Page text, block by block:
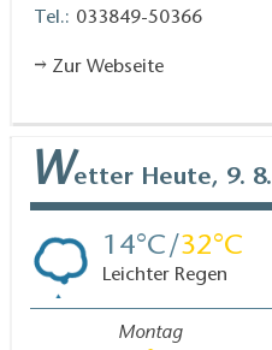
Tel.: 033849-50366
Zur Webseite
Wetter Heute, 9. 8.
14 32
Leichter Regen
Montag